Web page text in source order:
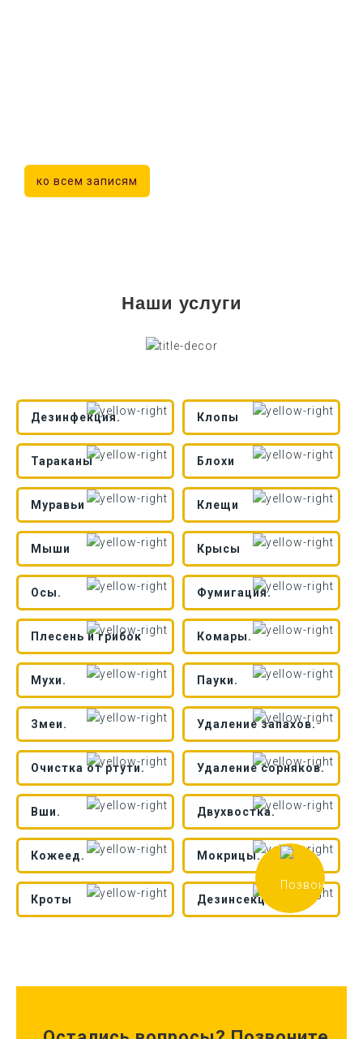
ко всем записям
Наши услуги
Дезинфекция. Клопы
Тараканы Блохи
Муравьи Клещи
Мыши Крысы
Осы. Фумигация.
Плесень и грибок Комары.
Мухи. Пауки.
Змеи. Удаление запахов.
Очистка от ртути. Удаление сорняков.
Вши. Двухвостка.
Кожеед. Мокрицы.
Кроты Дезинсекция.